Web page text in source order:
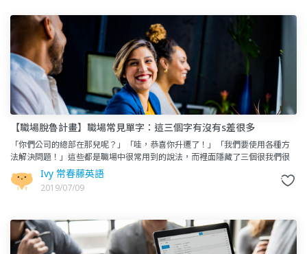
【職場脫魯計畫】職場常見單字：這三個字有沒有s差很多
「你們公司的總部在那兒呢？」「哇，恭喜你升遷了！」「我們要使用各種方
法解決問題！」這些都是職場中很常用到的說法，而裡面隱藏了三個很我們很
常用錯的英文單字。總部 headquarters v
Ivy 常春藤英語
2019/07/09